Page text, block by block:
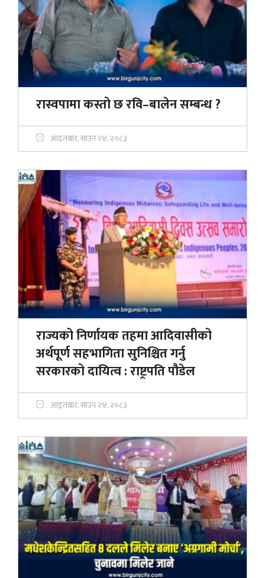
रास्वपामा कस्तो छ रवि–बालेन सम्बन्ध ?
आइतबार, साउन २४, २०८३
राज्यको निर्णायक तहमा आदिवासीको
अर्थपूर्ण सहभागिता सुनिश्चित गर्नु
सरकारको दायित्व : राष्ट्रपति पौडेल
आइतबार, साउन २४, २०८३